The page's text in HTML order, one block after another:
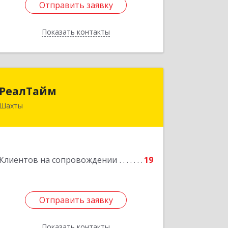
Отправить заявку
Показать контакты
Отправить заявку
Назад
РеалТайм
Шахты
Клиентов на сопровождении 19
Отправить заявку
346504, Ростовская обл, Шахты г,
Отправить заявку